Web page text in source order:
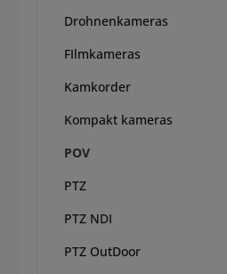
Drohnenkameras
FIlmkameras
Kamkorder
Kompakt kameras
POV
PTZ
PTZ NDI
PTZ OutDoor